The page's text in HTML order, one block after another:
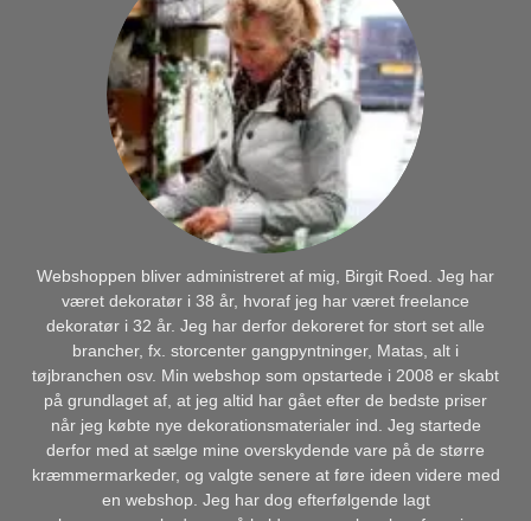
Webshoppen bliver administreret af mig, Birgit Roed. Jeg har
været dekoratør i 38 år, hvoraf jeg har været freelance
dekoratør i 32 år. Jeg har derfor dekoreret for stort set alle
brancher, fx. storcenter gangpyntninger, Matas, alt i
tøjbranchen osv. Min webshop som opstartede i 2008 er skabt
på grundlaget af, at jeg altid har gået efter de bedste priser
når jeg købte nye dekorationsmaterialer ind. Jeg startede
derfor med at sælge mine overskydende vare på de større
kræmmermarkeder, og valgte senere at føre ideen videre med
en webshop. Jeg har dog efterfølgende lagt